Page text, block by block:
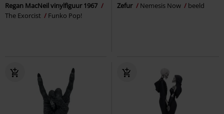
Regan MacNeil vinylfiguur 1967
The Exorcist
Funko Pop!
Zefur Nemesis Now beeld